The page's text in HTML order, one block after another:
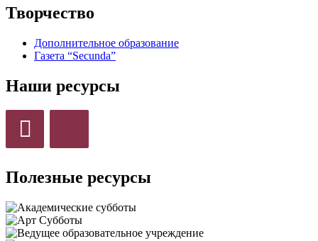
Творчество
Дополнительное образование
Газета “Secunda”
Наши ресурсы
Полезные ресурсы